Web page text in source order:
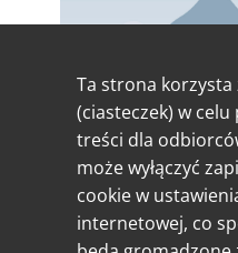
Ta strona
(ciasteczek) w
treści dla
może wyłączyć
cookie w
internetowej, co